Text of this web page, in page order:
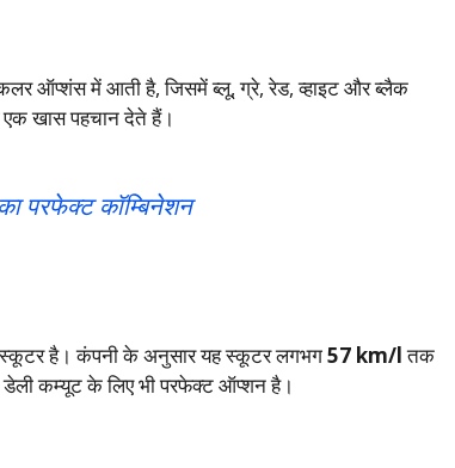
ऑप्शंस में आती है, जिसमें ब्लू, ग्रे, रेड, व्हाइट और ब्लैक
खास पहचान देते हैं।
परफेक्ट कॉम्बिनेशन
है। कंपनी के अनुसार यह स्कूटर लगभग57 km/lतक
कम्यूट के लिए भी परफेक्ट ऑप्शन है।